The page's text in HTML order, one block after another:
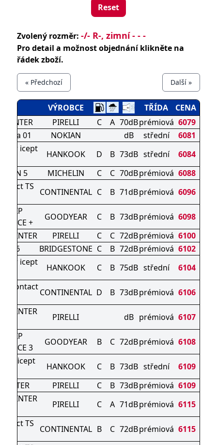
Reset
Zvolený rozměr: -/- R-, zimní - - -
Pro detail a možnost objednání klikněte na
řádek zboží.
« Předchozí Další »
VÝROBCE TŘÍDA
CENA
WINTER
PIRELLI C A 70dBprémiová 6079
01
NOKIAN dB střední
6081
icept
HANKOOK D B 73dB střední
6084
5
MICHELIN C C 70dBprémiová 6088
TS
CONTINENTAL C B 71dBprémiová 6096
+
GOODYEAR C B 73dBprémiová 6098
WINTER
PIRELLI C C 72dBprémiová 6100
6
BRIDGESTONE C B 72dBprémiová 6102
icept
HANKOOK C B 75dB střední
6104
CONTINENTAL D B 73dBprémiová 6106
WINTER
PIRELLI dB prémiová 6107
3
GOODYEAR B C 72dBprémiová 6108
icept
HANKOOK C B 73dB střední
6109
PIRELLI C B 73dBprémiová 6109
WINTER
PIRELLI C A 71dBprémiová 6115
TS
CONTINENTAL B C 72dBprémiová 6115